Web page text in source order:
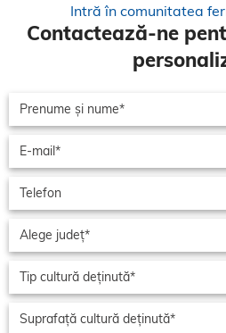
Intră în comunitatea
Contactează-ne